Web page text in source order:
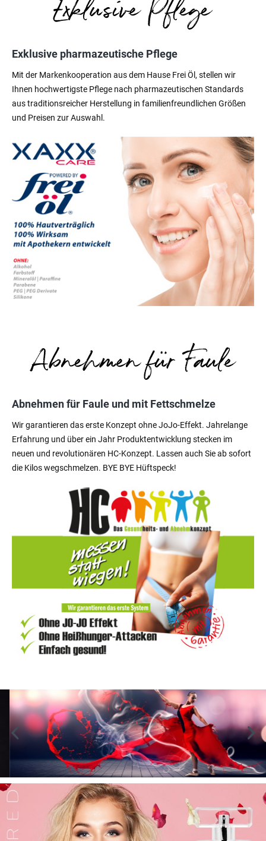
Exklusive pharmazeutische Pflege
Mit der Markenkooperation aus dem Hause Frei Öl, stellen wir
Ihnen hochwertigste Pflege nach pharmazeutischen Standards
aus traditionsreicher Herstellung in familienfreundlichen Größen
und Preisen zur Auswahl.
Abnehmen für Faule und mit Fettschmelze
Wir garantieren das erste Konzept ohne JoJo-Effekt. Jahrelange
Erfahrung und über ein Jahr Produktentwicklung stecken im
neuen und revolutionären HC-Konzept. Lassen auch Sie ab sofort
die Kilos wegschmelzen. BYE BYE Hüftspeck!